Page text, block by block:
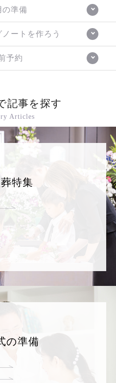
の準備
ートを作ろう
予約
記事を探す
Articles
特集
の準備